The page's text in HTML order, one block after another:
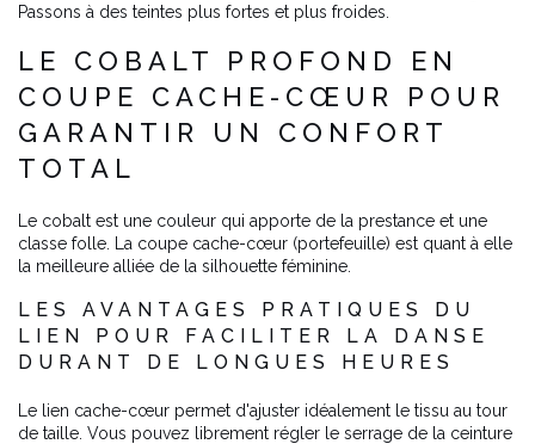
Passons à des teintes plus fortes et plus froides.
LE COBALT PROFOND EN
COUPE CACHE-CŒUR POUR
GARANTIR UN CONFORT
TOTAL
Le cobalt est une couleur qui apporte de la prestance et une
classe folle. La coupe cache-cœur (portefeuille) est quant à elle
la meilleure alliée de la silhouette féminine.
LES AVANTAGES PRATIQUES DU
LIEN POUR FACILITER LA DANSE
DURANT DE LONGUES HEURES
Le lien cache-cœur permet d'ajuster idéalement le tissu au tour
de taille. Vous pouvez librement régler le serrage de la ceinture